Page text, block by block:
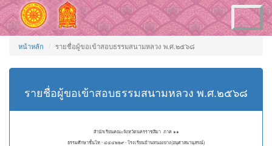
Toggle
navigation
หน้าหลัก รายชื่อผู้ขอเข้าสอบธรรมสนามหลวง พ.ศ.๒๕๖๘
รายชื่อผู้ขอเข้าสอบธรรมสนามหลวง พ.ศ.๒๕๖๘
สำนักเรียนคณะจังหวัดนครราชสีมา ภาค ๑๑
ธรรมศึกษาชั้นโท - ๔๔๔๒๒๙ - โรงเรียนบ้านหนองยาง(อนุศาสนานุสรณ์)